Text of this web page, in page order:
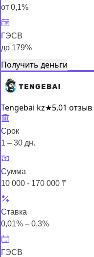
от 0,1%
ГЭСВ
до 179%
Получить деньги
Tengebai kz★5,01 отзыв
Срок
1 – 30 дн.
Сумма
10 000 - 170 000 ₸
Ставка
0,01% – 0,3%
ГЭСВ